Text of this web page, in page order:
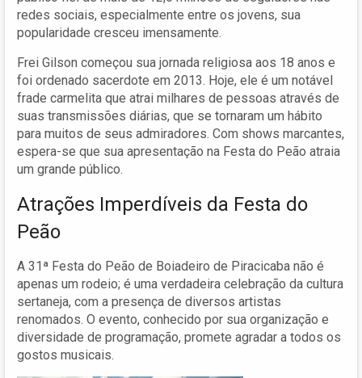
redes sociais, especialmente entre os jovens, sua
popularidade cresceu imensamente.
Frei Gilson começou sua jornada religiosa aos 18 anos e
foi ordenado sacerdote em 2013. Hoje, ele é um notável
frade carmelita que atrai milhares de pessoas através de
suas transmissões diárias, que se tornaram um hábito
para muitos de seus admiradores. Com shows marcantes,
espera-se que sua apresentação na Festa do Peão atraia
um grande público.
Atrações Imperdíveis da Festa do
Peão
A 31ª Festa do Peão de Boiadeiro de Piracicaba não é
apenas um rodeio; é uma verdadeira celebração da cultura
sertaneja, com a presença de diversos artistas
renomados. O evento, conhecido por sua organização e
diversidade de programação, promete agradar a todos os
gostos musicais.